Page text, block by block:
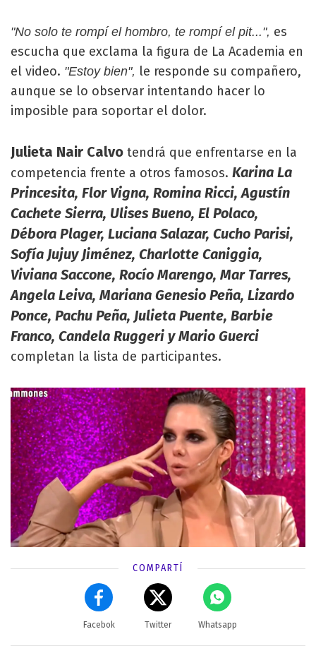
"No solo te rompí el hombro, te rompí el pit...", es
escucha que exclama la figura de La Academia en
el video. "Estoy bien", le responde su compañero,
aunque se lo observar intentando hacer lo
imposible para soportar el dolor.
Julieta Nair Calvo tendrá que enfrentarse en la
competencia frente a otros famosos. Karina La
Princesita, Flor Vigna, Romina Ricci, Agustín
Cachete Sierra, Ulises Bueno, El Polaco,
Débora Plager, Luciana Salazar, Cucho Parisi,
Sofía Jujuy Jiménez, Charlotte Caniggia,
Viviana Saccone, Rocío Marengo, Mar Tarres,
Angela Leiva, Mariana Genesio Peña, Lizardo
Ponce, Pachu Peña, Julieta Puente, Barbie
Franco, Candela Ruggeri y Mario Guerci
completan la lista de participantes.
COMPARTÍ
Facebok Twitter Whatsapp